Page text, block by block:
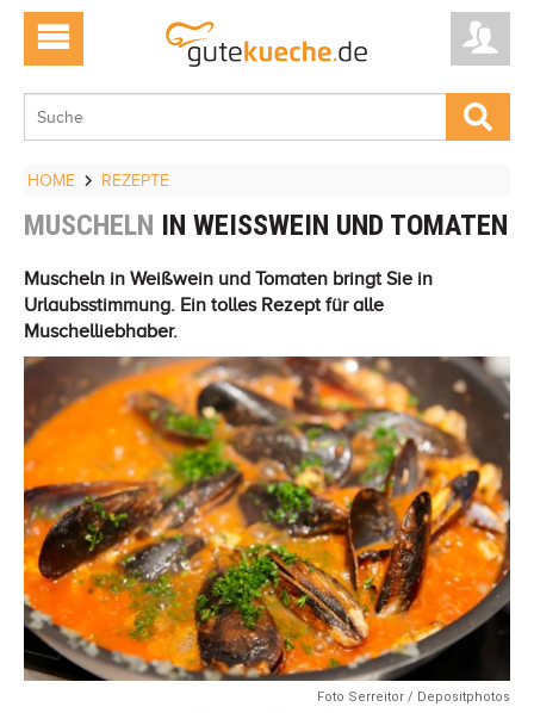
HOME REZEPTE
MUSCHELN IN WEISSWEIN UND TOMATEN
Muscheln in Weißwein und Tomaten bringt Sie in
Urlaubsstimmung. Ein tolles Rezept für alle
Muschelliebhaber.
Foto Serreitor / Depositphotos